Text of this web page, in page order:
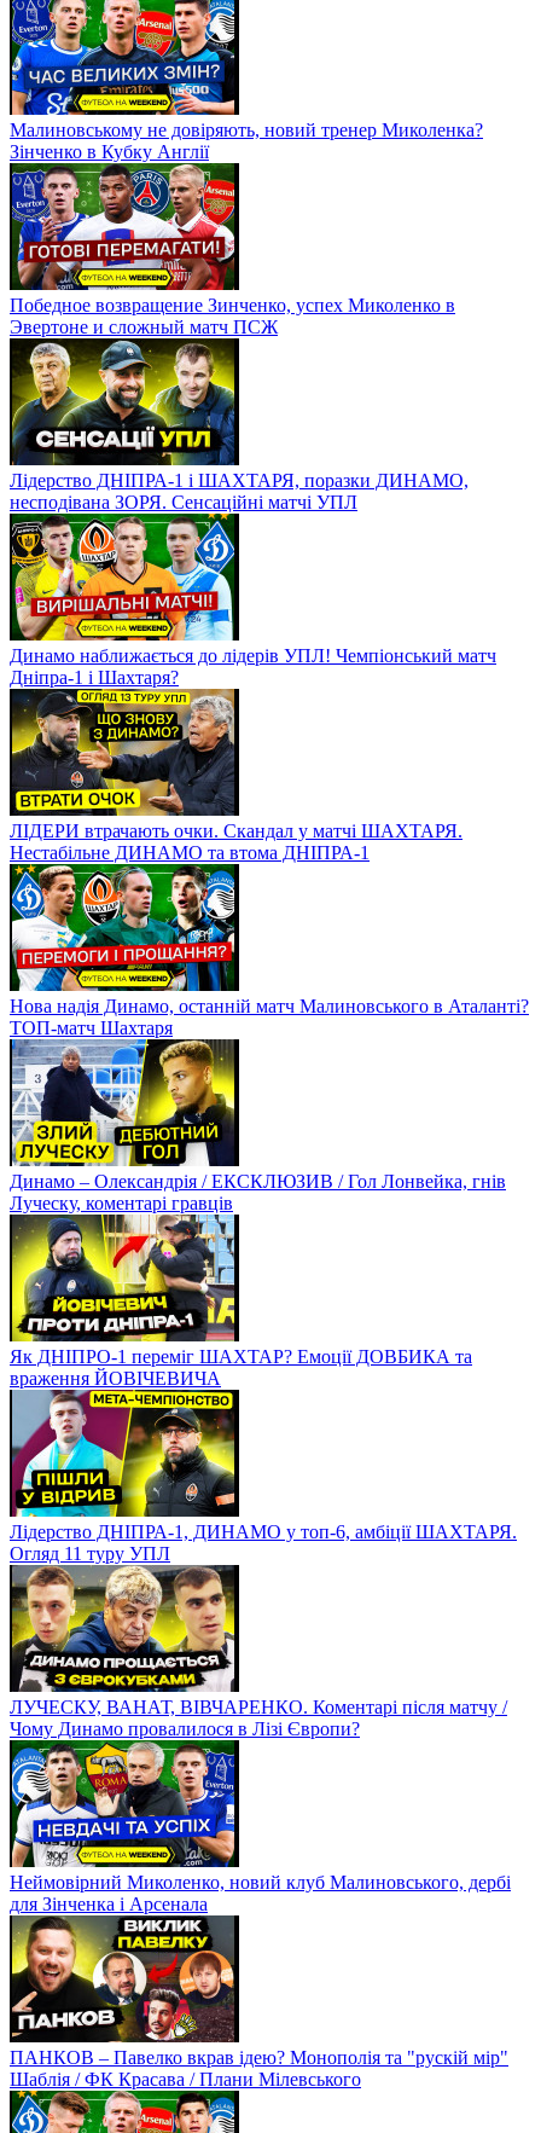
Малиновському не довіряють, новий тренер Миколенка?
Зінченко в Кубку Англії
Победное возвращение Зинченко, успех Миколенко в
Эвертоне и сложный матч ПСЖ
Лідерство ДНІПРА-1 і ШАХТАРЯ, поразки ДИНАМО,
несподівана ЗОРЯ. Сенсаційні матчі УПЛ
Динамо наближається до лідерів УПЛ! Чемпіонський матч
Дніпра-1 і Шахтаря?
ЛІДЕРИ втрачають очки. Скандал у матчі ШАХТАРЯ.
Нестабільне ДИНАМО та втома ДНІПРА-1
Нова надія Динамо, останній матч Малиновського в Аталанті?
ТОП-матч Шахтаря
Динамо – Олександрія / ЕКСКЛЮЗИВ / Гол Лонвейка, гнів
Луческу, коментарі гравців
Як ДНІПРО-1 переміг ШАХТАР? Емоції ДОВБИКА та
враження ЙОВІЧЕВИЧА
Лідерство ДНІПРА-1, ДИНАМО у топ-6, амбіції ШАХТАРЯ.
Огляд 11 туру УПЛ
ЛУЧЕСКУ, ВАНАТ, ВІВЧАРЕНКО. Коментарі після матчу /
Чому Динамо провалилося в Лізі Європи?
Неймовірний Миколенко, новий клуб Малиновського, дербі
для Зінченка і Арсенала
ПАНКОВ – Павелко вкрав ідею? Монополія та "рускій мір"
Шаблія / ФК Красава / Плани Мілевського